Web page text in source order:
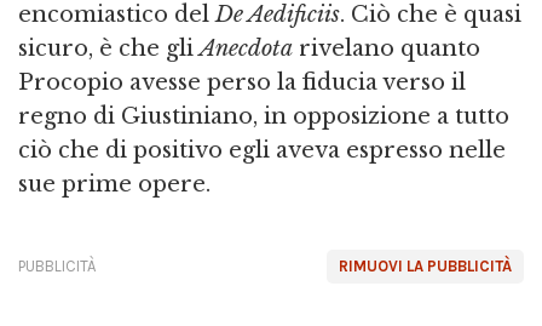
encomiastico delDe Aedificiis. Ciò che è quasi
sicuro, è che gliAnecdota rivelano quanto
Procopio avesse perso la fiducia verso il
regno di Giustiniano, in opposizione a tutto
ciò che di positivo egli aveva espresso nelle
sue prime opere.
RIMUOVI LA PUBBLICITÀ
PUBBLICITÀ